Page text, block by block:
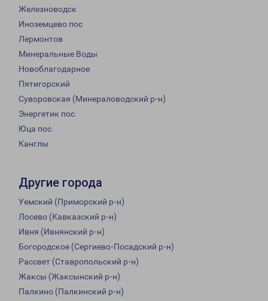
Железноводск
Иноземцево пос
Лермонтов
Минеральные Воды
Новоблагодарное
Пятигорский
Суворовская (Минераловодский р-н)
Энергетик пос.
Юца пос.
Канглы
Другие города
Уемский (Приморский р-н)
Лосево (Кавказский р-н)
Ивня (Ивнянский р-н)
Богородское (Сергиево-Посадский р-н)
Рассвет (Ставропольский р-н)
Жаксы (Жаксынский р-н)
Палкино (Палкинский р-н)